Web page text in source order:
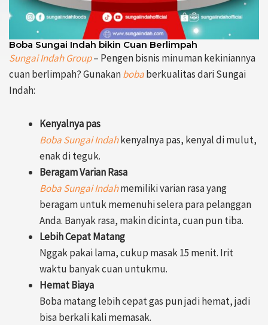
Boba Sungai Indah bikin Cuan Berlimpah
Sungai Indah Group– Pengen bisnis minuman kekiniannya
cuan berlimpah? Gunakanbobaberkualitas dari Sungai
Indah:
Kenyalnya pas
Boba Sungai Indahkenyalnya pas, kenyal di mulut,
enak di teguk.
Beragam Varian Rasa
Boba Sungai Indahmemiliki varian rasa yang
beragam untuk memenuhi selera para pelanggan
Anda. Banyak rasa, makin dicinta, cuan pun tiba.
Lebih Cepat Matang
Nggak pakai lama, cukup masak 15 menit. Irit
waktu banyak cuan untukmu.
Hemat Biaya
Boba matang lebih cepat gas pun jadi hemat, jadi
bisa berkali kali memasak.